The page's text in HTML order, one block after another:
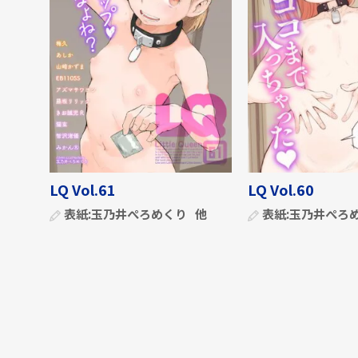
LQ Vol.61
表紙:玉乃井ぺろめくり 他
LQ Vol.60
表紙:玉乃井ぺろ